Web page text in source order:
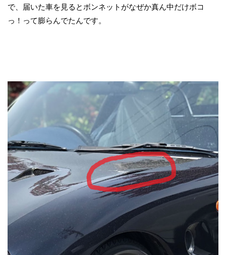
で、届いた車を見るとボンネットがなぜか真ん中だけボコ
っ！って膨らんでたんです。